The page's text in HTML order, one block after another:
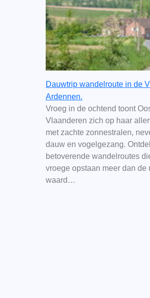
Dauwtrip wandelroute in de
Ardennen.
Vroeg in de ochtend toont
Vlaanderen zich op haar
met zachte zonnestralen,
dauw en vogelgezang.
betoverende wandelroutes
vroege opstaan meer dan de
waard…